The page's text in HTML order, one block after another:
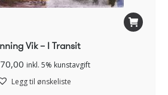
Vik – I Transit
inkl. 5% kunstavgift
Legg til ønskeliste